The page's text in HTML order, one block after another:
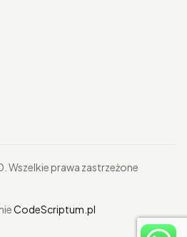
Wszelkie prawa zastrzeżone
CodeScriptum.pl